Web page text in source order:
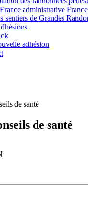
sentiers de Grandes
adhésion
de santé
de santé